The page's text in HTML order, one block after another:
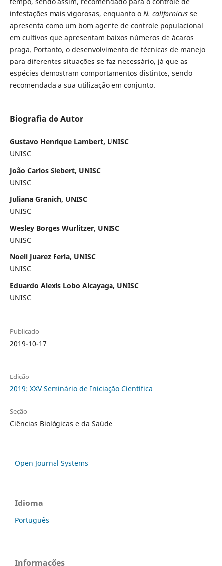
infestações mais vigorosas, enquanto o N. californicus se
apresenta como um bom agente de controle populacional
em cultivos que apresentam baixos números de ácaros
praga. Portanto, o desenvolvimento de técnicas de manejo
para diferentes situações se faz necessário, já que as
espécies demostram comportamentos distintos, sendo
recomendada a sua utilização em conjunto.
Biografia do Autor
Gustavo Henrique Lambert, UNISC
UNISC
João Carlos Siebert, UNISC
UNISC
Juliana Granich, UNISC
UNISC
Wesley Borges Wurlitzer, UNISC
UNISC
Noeli Juarez Ferla, UNISC
UNISC
Eduardo Alexis Lobo Alcayaga, UNISC
UNISC
Publicado
2019-10-17
Edição
2019: XXV Seminário de Iniciação Científica
Seção
Ciências Biológicas e da Saúde
Open Journal Systems
Idioma
Português
Informações